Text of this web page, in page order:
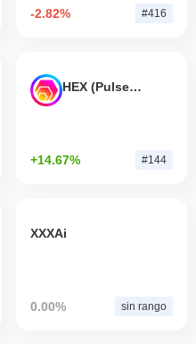
-2.82% #416
HEX (Pulsechain)
+14.67% #144
XXXAi
0.00% sin rango